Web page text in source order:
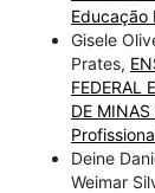
Educação
Gisele
Prates,
FEDERAL
DE MINAS
Deine
Weimar